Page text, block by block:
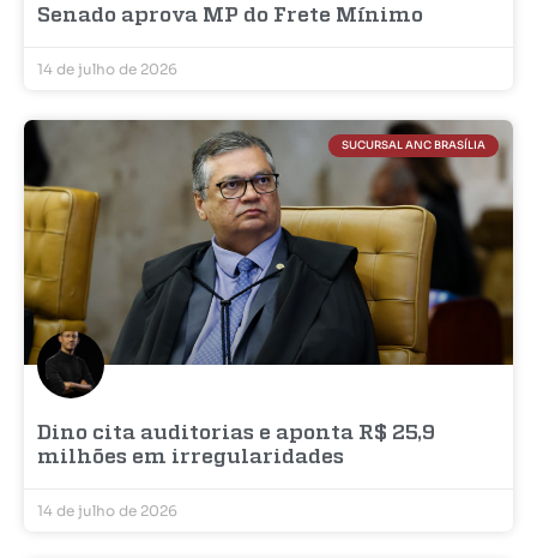
Senado aprova MP do Frete Mínimo
14 de julho de 2026
SUCURSAL ANC BRASÍLIA
Dino cita auditorias e aponta R$ 25,9
milhões em irregularidades
14 de julho de 2026